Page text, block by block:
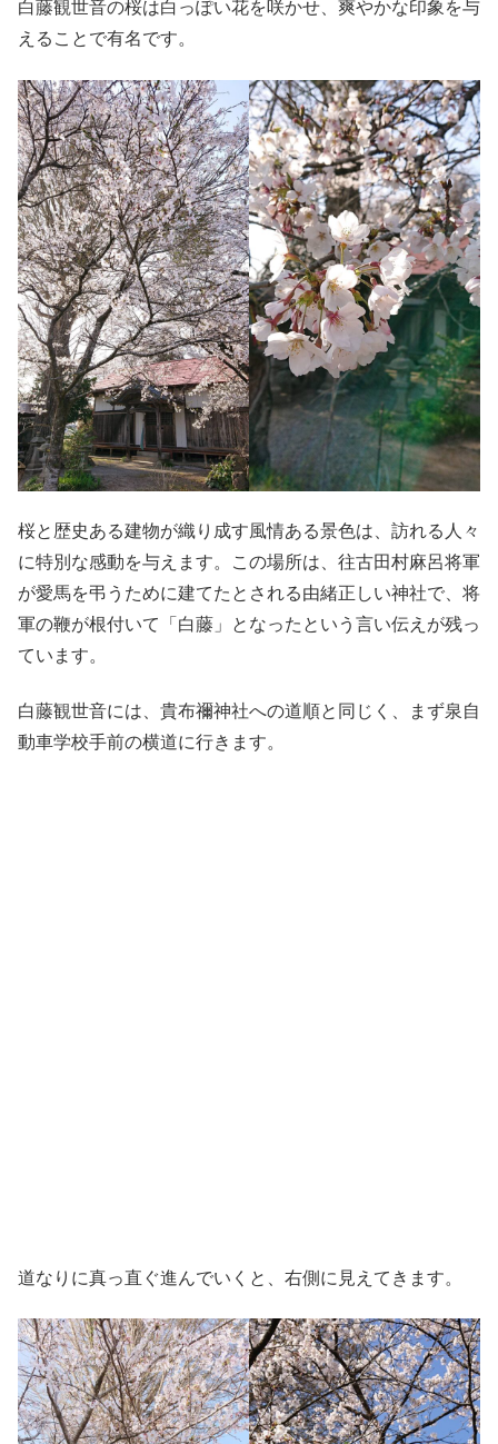
白藤観世音の桜は白っぽい花を咲かせ、爽やかな印象を与
えることで有名です。
桜と歴史ある建物が織り成す風情ある景色は、訪れる人々
に特別な感動を与えます。この場所は、往古田村麻呂将軍
が愛馬を弔うために建てたとされる由緒正しい神社で、将
軍の鞭が根付いて「白藤」となったという言い伝えが残っ
ています。
白藤観世音には、貴布禰神社への道順と同じく、まず泉自
動車学校手前の横道に行きます。
道なりに真っ直ぐ進んでいくと、右側に見えてきます。